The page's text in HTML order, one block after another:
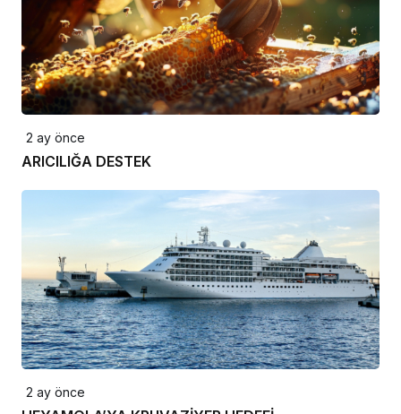
2 ay önce
ARICILIĞA DESTEK
2 ay önce